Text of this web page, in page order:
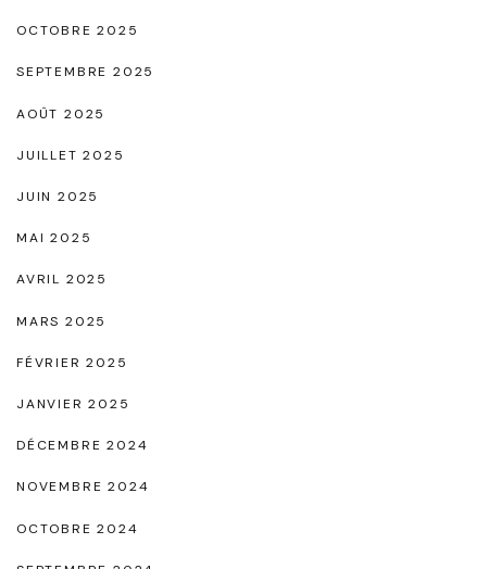
l
M
n
e
"
OCTOBRE 2025
SEPTEMBRE 2025
AOÛT 2025
JUILLET 2025
JUIN 2025
MAI 2025
AVRIL 2025
MARS 2025
FÉVRIER 2025
JANVIER 2025
DÉCEMBRE 2024
NOVEMBRE 2024
OCTOBRE 2024